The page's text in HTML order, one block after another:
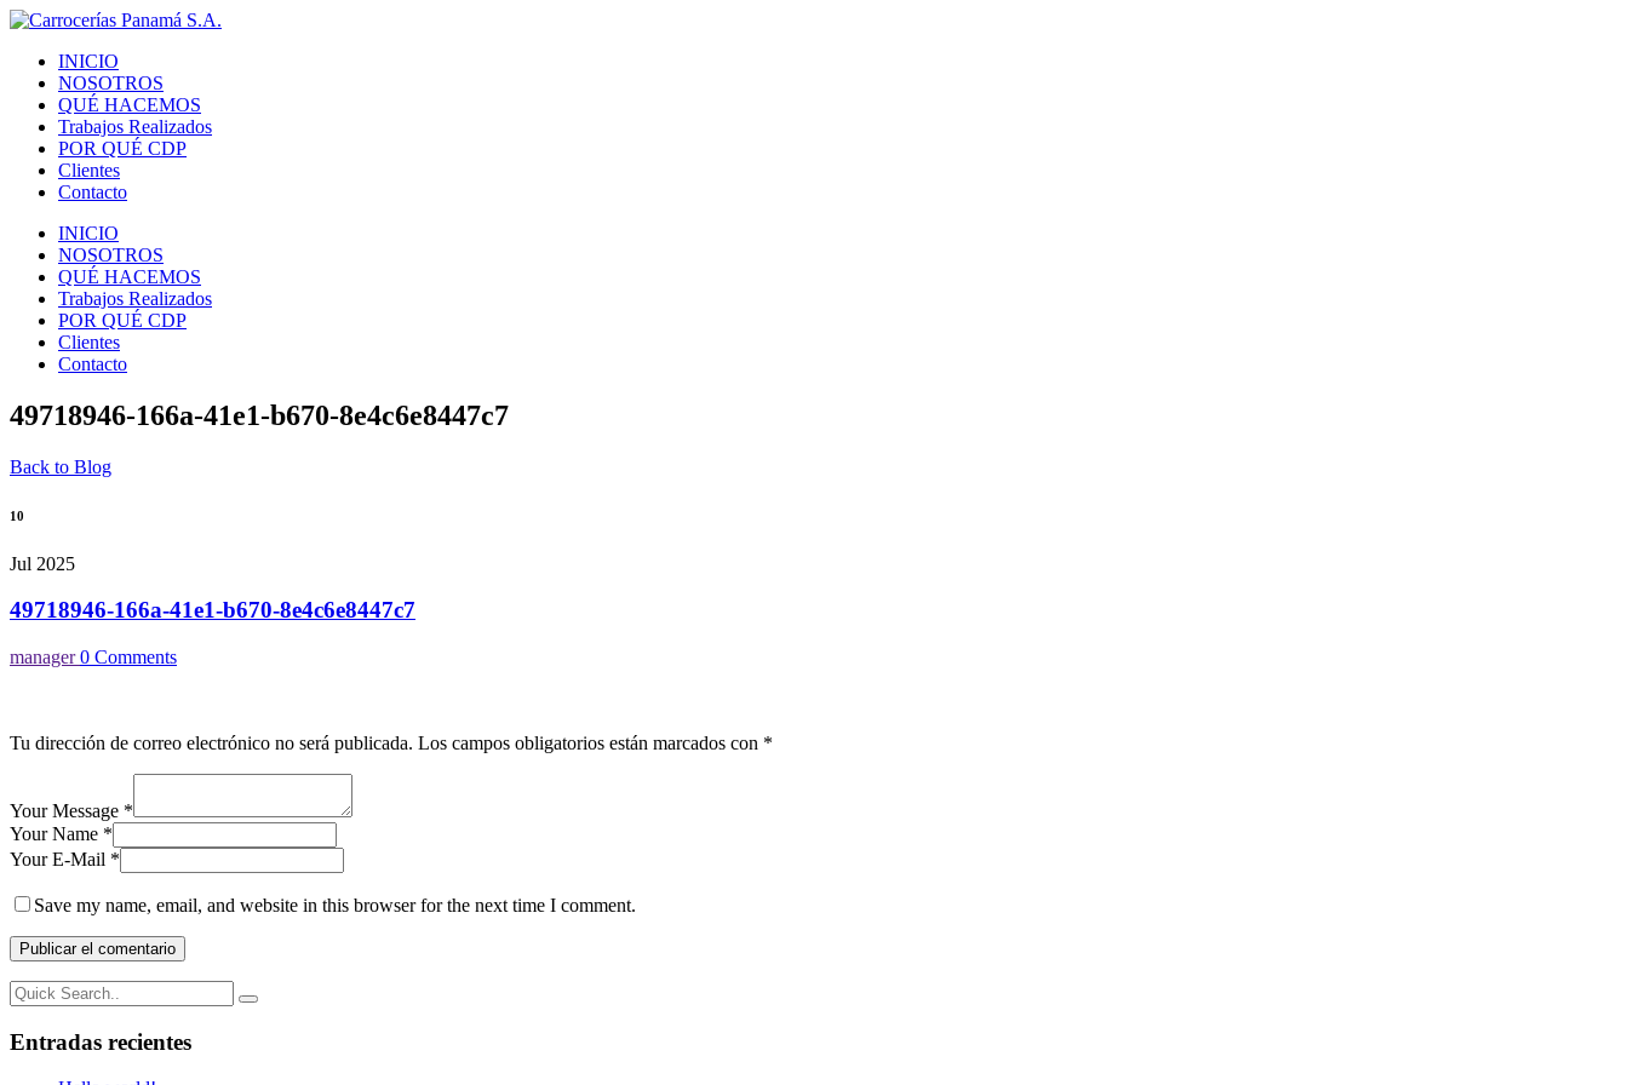
INICIO
NOSOTROS
QUÉ HACEMOS
Trabajos Realizados
POR QUÉ CDP
Clientes
Contacto
INICIO
NOSOTROS
QUÉ HACEMOS
Trabajos Realizados
POR QUÉ CDP
Clientes
Contacto
49718946-166a-41e1-b670-8e4c6e8447c7
Back to Blog
10
Jul 2025
49718946-166a-41e1-b670-8e4c6e8447c7
manager0 Comments
Tu dirección de correo electrónico no será publicada. Los campos obligatorios están marcados con *
Your Message *
Your Name *
Your E-Mail *
Save my name, email, and website in this browser for the next time I comment.
Entradas recientes